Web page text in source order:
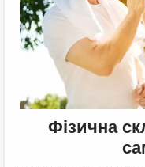
Фізична